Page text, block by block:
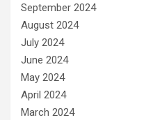
September 2024
August 2024
July 2024
June 2024
May 2024
April 2024
March 2024